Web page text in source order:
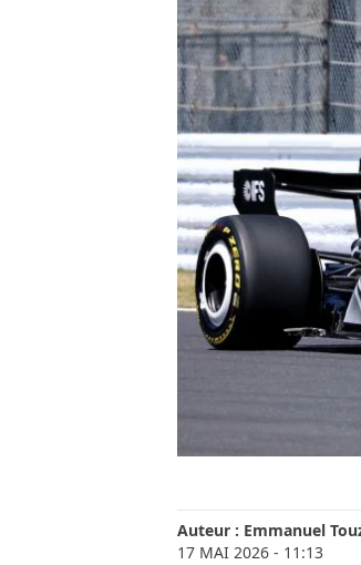
Auteur : Emmanuel
17 MAI 2026 - 11:13